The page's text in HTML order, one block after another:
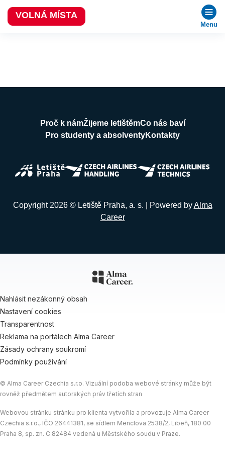
Menu
VOLNÁ MÍSTA
Proč k námŽijeme letištěmCo nás baví
Pro studenty a absolventyKontakty
Copyright 2026 © Letiště Praha, a. s. | Powered byAlma
Career
Nahlásit nezákonný obsah
Nastavení cookies
Transparentnost
Reklama na portálech Alma Career
Zásady ochrany soukromí
Podmínky používání
© Alma Career Czechia s.r.o. Vizuální podoba webové stránky může být
rovněž předmětem autorských práv třetích stran
Webovou stránku stránku pro klienta vytvořila a provozuje Alma Career
Czechia s.r.o., IČO 26441381, se sídlem Menclova 2538/2, Libeň, 180 00
Praha 8, sp. zn. C 82484 vedená u Městského soudu v Praze.